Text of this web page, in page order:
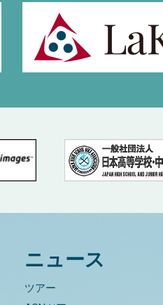
ニュース
ツアー